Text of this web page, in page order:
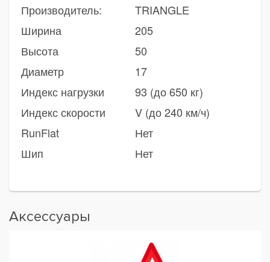
Производитель:
TRIANGLE
Ширина
205
Высота
50
Диаметр
17
Индекс нагрузки
93 (до 650 кг)
Индекс скорости
V (до 240 км/ч)
RunFlat
Нет
Шип
Нет
Аксессуары